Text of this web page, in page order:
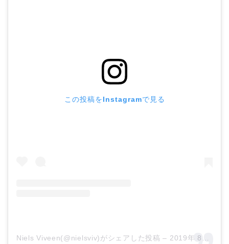
この投稿をInstagramで見る
Niels Viveen(@nielsviv)がシェアした投稿 – 2019年 8月月9日午前8時31分PDT